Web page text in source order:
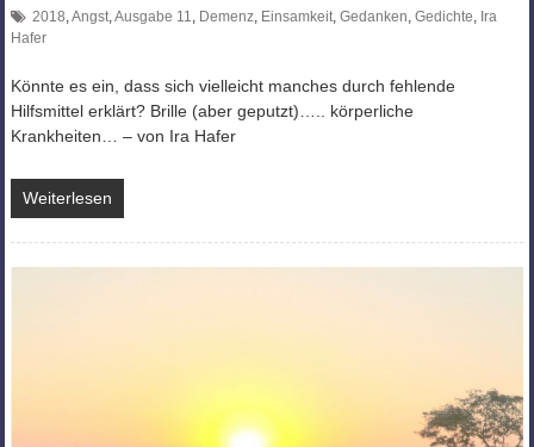
2018,Angst,Ausgabe 11, Demenz, Einsamkeit, Gedanken, Gedichte, Ira
Hafer
Könnte es ein, dass sich vielleicht manches durch fehlende
Hilfsmittel erklärt? Brille (aber geputzt)….. körperliche
Krankheiten… – von Ira Hafer
Weiterlesen